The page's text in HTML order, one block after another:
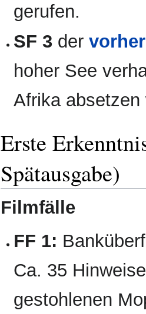
gerufen.
SF 3 der
hoher See
Afrika absetzen
Erste
Spätausgabe)
Filmfälle
FF 1:
Ca. 35
gestohlenen